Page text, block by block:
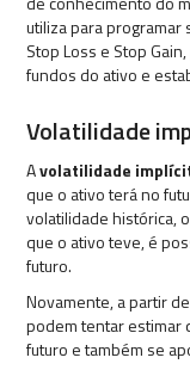
utiliza para
Stop Loss e Stop
fundos do ativo e
Volatilidade
Avolatilidade
que o ativo terá no
volatilidade histórica,
que o ativo teve, é
futuro.
Novamente, a partir
podem tentar estimar
futuro e também se